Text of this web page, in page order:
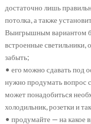
достаточно лишь
потолка, а также
Выигрышным вариантом
встроенные светильники,
забыть;
• его можно сдавать под
нужно продумать вопрос
может понадобиться
холодильник, розетки и
• продумайте — на какое